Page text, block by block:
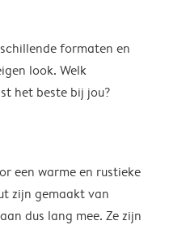
formaten en
look. Welk
het beste bij jou?
een warme en rustieke
zijn gemaakt van
dus lang mee. Ze zijn